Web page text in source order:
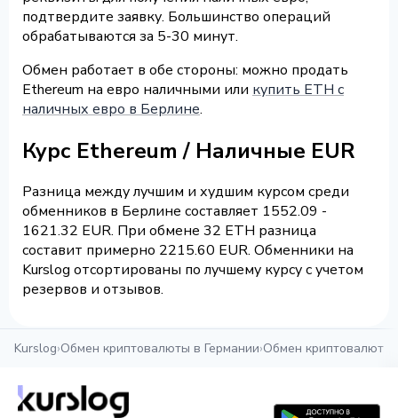
подтвердите заявку. Большинство операций
обрабатываются за 5-30 минут.
Обмен работает в обе стороны: можно продать
Ethereum на евро наличными или купить ETH с
наличных евро в Берлине.
Курс Ethereum / Наличные EUR
Разница между лучшим и худшим курсом среди
обменников в Берлине составляет 1552.09 -
1621.32 EUR. При обмене 32 ETH разница
составит примерно 2215.60 EUR. Обменники на
Kurslog отсортированы по лучшему курсу с учетом
резервов и отзывов.
Kurslog›Обмен криптовалюты в Германии›Обмен криптовалюты